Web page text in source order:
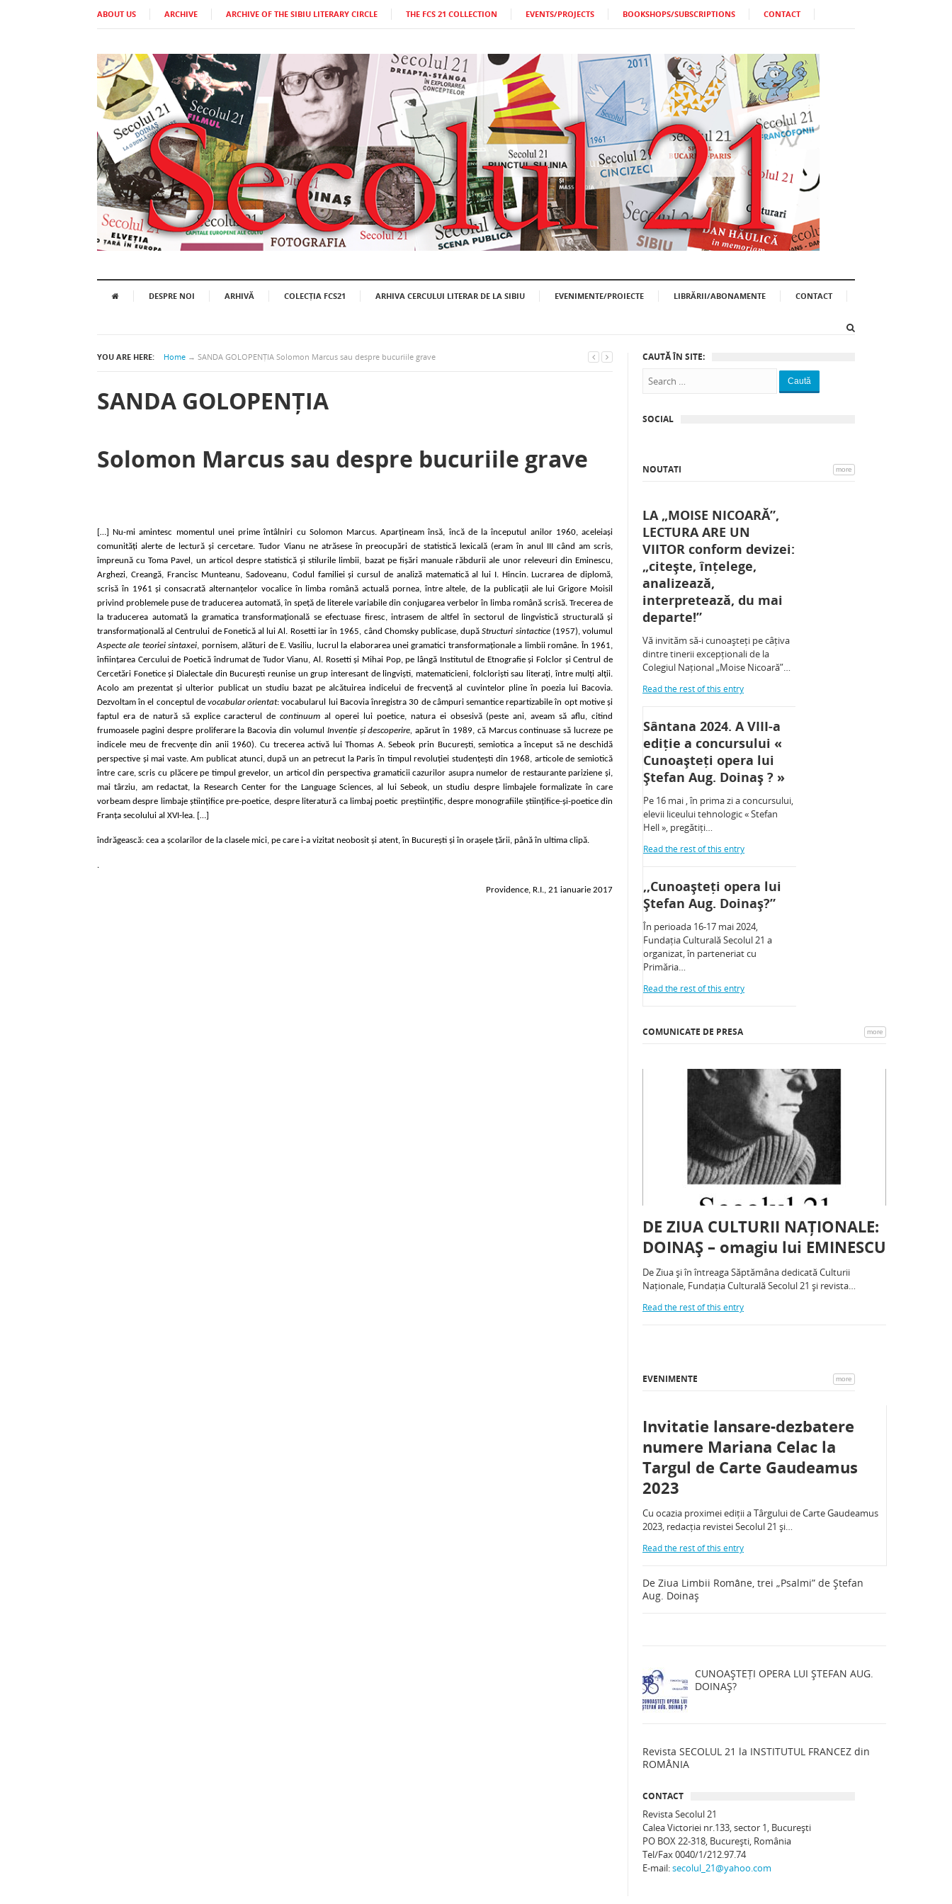
ABOUT US ARCHIVE ARCHIVE OF THE SIBIU LITERARY CIRCLE THE FCS 21 COLLECTION EVENTS/PROJECTS BOOKSHOPS/SUBSCRIPTIONS CONTACT
DESPRE NOI ARHIVĂ COLECȚIA FCS21 ARHIVA CERCULUI LITERAR DE LA SIBIU EVENIMENTE/PROIECTE LIBRĂRII/ABONAMENTE CONTACT
YOU ARE HERE: Home → SANDA GOLOPENȚIA Solomon Marcus sau despre bucuriile grave
SANDA GOLOPENȚIA
Solomon Marcus sau despre bucuriile grave
[…] Nu-mi amintesc momentul unei prime întâlniri cu Solomon Marcus. Aparțineam însă, încă de la începutul anilor 1960, aceleiași
comunități alerte de lectură și cercetare. Tudor Vianu ne atrăsese în preocupări de statistică lexicală (eram în anul III când am scris,
împreună cu Toma Pavel, un articol despre statistică și stilurile limbii, bazat pe fișări manuale răbdurii ale unor releveuri din Eminescu,
Arghezi, Creangă, Francisc Munteanu, Sadoveanu, Codul familiei și cursul de analiză matematică al lui I. Hincin. Lucrarea de diplomă,
scrisă în 1961 și consacrată alternanțelor vocalice în limba română actuală pornea, între altele, de la publicații ale lui Grigore Moisil
privind problemele puse de traducerea automată, în speță de literele variabile din conjugarea verbelor în limba română scrisă. Trecerea de
la traducerea automată la gramatica transformațională se efectuase firesc, intrasem de altfel în sectorul de lingvistică structurală și
transformațională al Centrului de Fonetică al lui Al. Rosetti iar în 1965, când Chomsky publicase, dupăStructuri sintactice(1957), volumul
Aspecte ale teoriei sintaxei, pornisem, alături de E. Vasiliu, lucrul la elaborarea unei gramatici transformaționale a limbii române. În 1961,
înființarea Cercului de Poetică îndrumat de Tudor Vianu, Al. Rosetti și Mihai Pop, pe lângă Institutul de Etnografie și Folclor și Centrul de
Cercetări Fonetice și Dialectale din Bucureștireunise un grup interesant de lingviști, matematicieni, folcloriști sau literați, între mulți alții.
Acolo am prezentat și ulterior publicat un studiu bazat pe alcătuirea indicelui de frecvență al cuvintelor pline în poezia lui Bacovia.
Dezvoltam în el conceptul devocabular orientat: vocabularul lui Bacovia înregistra 30 de câmpuri semantice repartizabile în opt motive și
faptul era de natură să explice caracterul decontinuum al operei lui poetice, natura ei obsesivă (peste ani, aveam să aflu, citind
frumoasele pagini despre proliferare la Bacovia din volumul Invenție și descoperire, apărut în 1989, că Marcus continuase să lucreze pe
indicele meu de frecvențe din anii 1960). Cu trecerea activă lui Thomas A. Sebeok prin București, semiotica a început să ne deschidă
perspective și mai vaste. Am publicat atunci, după un an petrecut la Paris în timpul revoluției studențești din 1968, articole de semiotică
între care, scris cu plăcere pe timpul grevelor, un articol din perspectiva gramaticii cazurilor asupra numelor de restaurante pariziene și,
mai târziu, am redactat, la Research Center for the Language Sciences, al lui Sebeok, un studiu despre limbajele formalizate în care
vorbeam despre limbaje științifice pre-poetice, despre literatură ca limbaj poetic preștiințific, despre monografiile științifice-și-poetice din
Franța secolului al XVI-lea. […]
îndrăgească: cea a școlarilor de la clasele mici, pe care i-a vizitat neobosit și atent, în București și în orașele țării, până în ultima clipă.
.
Providence, R.I., 21 ianuarie 2017
CAUTĂ ÎN SITE:
Caută
SOCIAL
NOUTATI more
LA „MOISE NICOARĂ”,
LECTURA ARE UN
VIITOR conform devizei:
„citește, înțelege,
analizează,
interpretează, du mai
departe!”
Vă invităm să-i cunoașteți pe câțiva
dintre tinerii excepționali de la
Colegiul Național „Moise Nicoară”…
Read the rest of this entry
Sântana 2024. A VIII-a
ediție a concursului «
Cunoașteți opera lui
Ștefan Aug. Doinaș ? »
Pe 16 mai , în prima zi a concursului,
elevii liceului tehnologic « Stefan
Hell », pregătiți…
Read the rest of this entry
,,Cunoașteți opera lui
Ștefan Aug. Doinaș?”
În perioada 16-17 mai 2024,
Fundația Culturală Secolul 21 a
organizat, în parteneriat cu
Primăria…
Read the rest of this entry
COMUNICATE DE PRESA more
DE ZIUA CULTURII NAȚIONALE:
DOINAȘ – omagiu lui EMINESCU
De Ziua și în întreaga Săptămâna dedicată Culturii
Naționale, Fundația Culturală Secolul 21 și revista…
Read the rest of this entry
EVENIMENTE more
Invitatie lansare-dezbatere
numere Mariana Celac la
Targul de Carte Gaudeamus
2023
Cu ocazia proximei ediții a Târgului de Carte Gaudeamus
2023, redacția revistei Secolul 21 și…
Read the rest of this entry
De Ziua Limbii Române, trei „Psalmi” de Ștefan
Aug. Doinaș
CUNOAȘTEȚI OPERA LUI ȘTEFAN AUG.
DOINAȘ?
Revista SECOLUL 21 la INSTITUTUL FRANCEZ din
ROMÂNIA
CONTACT
Revista Secolul 21
Calea Victoriei nr.133, sector 1, Bucureşti
PO BOX 22-318, București, România
Tel/Fax 0040/1/212.97.74
E-mail:secolul_21@yahoo.com